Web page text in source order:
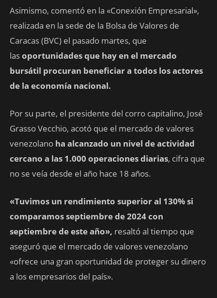
Asimismo, comentó en la «Conexión Empresarial»,
realizada en la sede de la Bolsa de Valores de
Caracas (BVC) el pasado martes, que
lasoportunidades que hay en el mercado
bursátil procuran beneficiar a todos los actores
de la economía nacional.
Por su parte, el presidente del corro capitalino, José
Grasso Vecchio, acotó que el mercado de valores
venezolano ha alcanzado un nivel de actividad
cercano a las 1.000 operaciones diarias, cifra que
no se veía desde el año hace 18 años.
«Tuvimos un rendimiento superior al 130% si
comparamos septiembre de 2024 con
septiembre de este año», resaltó al tiempo que
aseguró que el mercado de valores venezolano
«ofrece una gran oportunidad de proteger su dinero
a los empresarios del país».